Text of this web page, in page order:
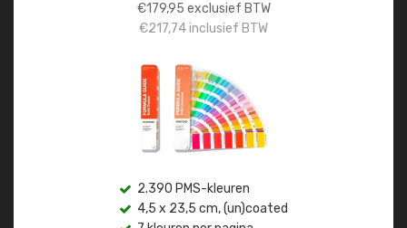
€179,95 exclusief BTW
€217,74inclusief BTW
2.390 PMS-kleuren
4,5 x 23,5 cm, (un)coated